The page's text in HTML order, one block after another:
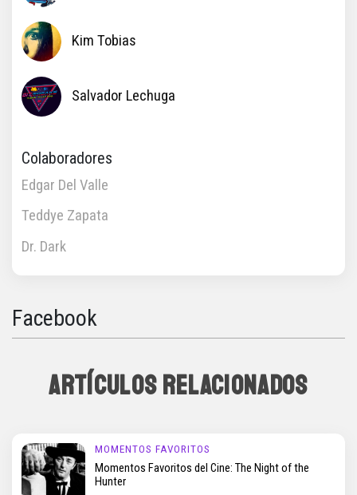
Kim Tobias
Salvador Lechuga
Colaboradores
Edgar Del Valle
Teddye Zapata
Dr. Dark
Facebook
ARTÍCULOS RELACIONADOS
MOMENTOS FAVORITOS
Momentos Favoritos del Cine: The Night of the
Hunter